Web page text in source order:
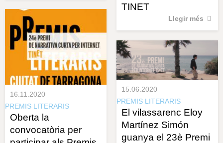
TINET
Llegir més
16.11.2020
PREMIS LITERARIS
Oberta la
convocatòria per
15.06.2020
PREMIS LITERARIS
El vilassarenc Eloy
Martínez Simón
guanya el 23è Premi